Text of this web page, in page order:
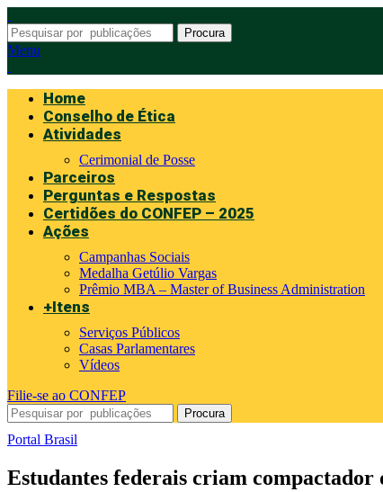
Procura
Menu
Home
Conselho de Ética
Atividades
Cerimonial de Posse
Parceiros
Perguntas e Respostas
Certidões do CONFEP – 2025
Ações
Campanhas Sociais
Medalha Getúlio Vargas
Prêmio MBA – Master of Business Administration
+Itens
Serviços Públicos
Casas Parlamentares
Vídeos
Filie-se ao CONFEP
Procura
Portal Brasil
Estudantes federais criam compactador